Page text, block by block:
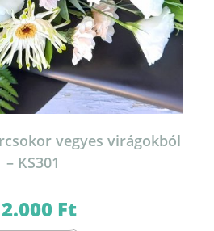
vegyes virágokból
– KS301
Ft